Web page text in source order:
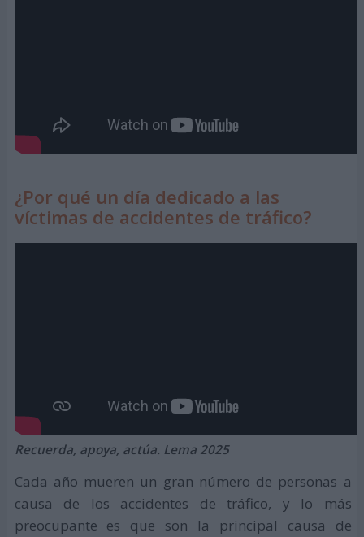
¿Por qué un día dedicado a las
víctimas de accidentes de tráfico?
Recuerda, apoya, actúa. Lema 2025
Cada año mueren un gran número de personas a
causa de los accidentes de tráfico, y lo más
preocupante es que son la principal causa de